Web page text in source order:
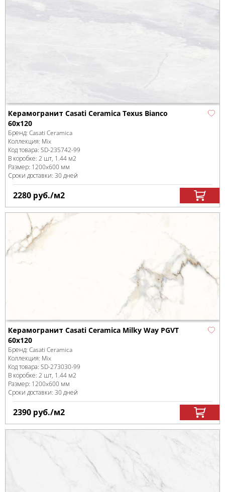
Керамогранит Casati Ceramica Texus Bianco
60x120
Бренд: Casati Ceramica
Коллекция: Mix
Код товара: SD-235742-99
В коробке: 2 шт, 1.44 м2
Размер: 1200x600 мм
Сроки доставки: 30 дней
2280 руб./м2
Керамогранит Casati Ceramica Milky Way PGVT
60x120
Бренд: Casati Ceramica
Коллекция: Mix
Код товара: SD-273030-99
В коробке: 2 шт, 1.44 м2
Размер: 1200x600 мм
Сроки доставки: 30 дней
2390 руб./м2